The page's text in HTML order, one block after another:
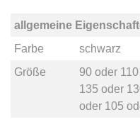
allgemeine
Farbe
schwarz
Größe
90oder 110
135 oder
oder 105